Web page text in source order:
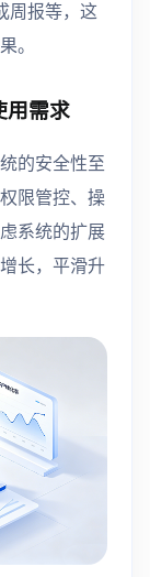
周报等，这
。
用需求
的安全性至
限管控、操
系统的扩展
长，平滑升